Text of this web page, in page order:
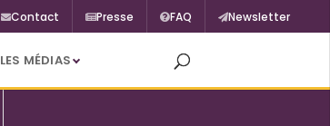
Contact Presse FAQ Newsletter
LES MÉDIAS